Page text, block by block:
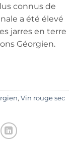
connus de
a été élevé
jarres en terre
Géorgien.
, Vin rouge sec